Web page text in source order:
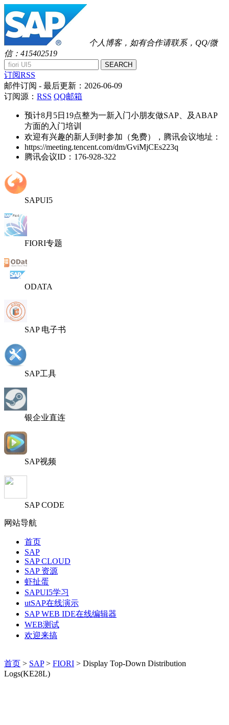
个人博客，如有合作请联系，QQ/微
信：415402519
SEARCH
订阅RSS
邮件订阅 - 最后更新： 2026-06-09
订阅源： RSS QQ邮箱
预计8月5日19点整为一新入门小朋友做SAP、及ABAP
方面的入门培训
欢迎有兴趣的新人到时参加（免费），腾讯会议地址：
https://meeting.tencent.com/dm/GviMjCEs223q
腾讯会议ID：176-928-322
SAPUI5
FIORI专题
ODATA
SAP 电子书
SAP工具
银企业直连
SAP视频
SAP CODE
网站导航
首页
SAP
SAP CLOUD
SAP 资源
虾扯蛋
SAPUI5学习
utSAP在线演示
SAP WEB IDE在线编辑器
WEB测试
欢迎来搞
首页 > SAP> FIORI > Display Top-Down Distribution
Logs(KE28L)